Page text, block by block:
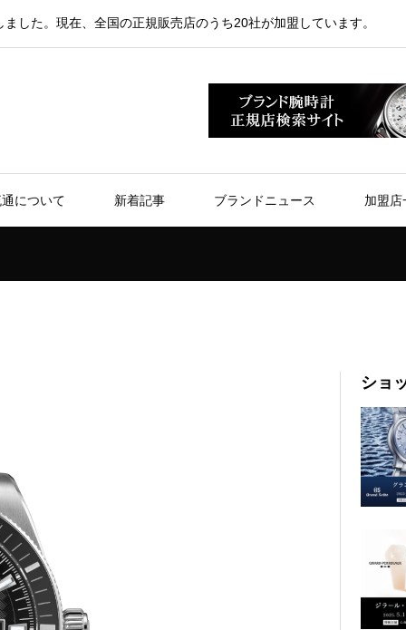
した。現在、全国の正規販売店のうち20社が加盟しています。
について 新着記事 ブランドニュース 加盟店
ショ